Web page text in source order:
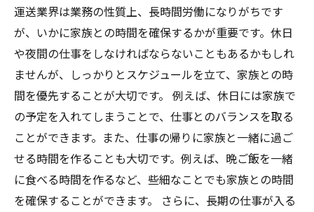
運送業界は業務の性質上、長時間労働になりがちです
が、いかに家族との時間を確保するかが重要です。休日
や夜間の仕事をしなければならないこともあるかもしれ
ませんが、しっかりとスケジュールを立て、家族との時
間を優先することが大切です。 例えば、休日には家族で
の予定を入れてしまうことで、仕事とのバランスを取る
ことができます。また、仕事の帰りに家族と一緒に過ご
せる時間を作ることも大切です。例えば、晩ご飯を一緒
に食べる時間を作るなど、些細なことでも家族との時間
を確保することができます。 さらに、長期の仕事が入る